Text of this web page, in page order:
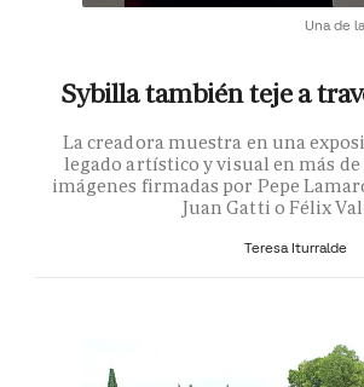
Una de
Sybilla también teje a
La creadora muestra en una
legado artístico y visual en más
imágenes firmadas por Pepe
Juan Gatti o Félix
Teresa Iturralde